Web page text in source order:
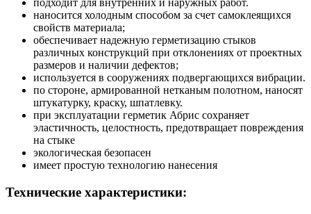
подходит для внутренних и наружных работ.
наносится холодным способом за счет самоклеящихся
свойств материала;
обеспечивает надежную герметизацию стыков
различных конструкций при отклонениях от проектных
размеров и наличии дефектов;
используется в сооружениях подвергающихся вибрации.
по стороне, армированной нетканым полотном, наносят
штукатурку, краску, шпатлевку.
при эксплуатации герметик Абрис сохраняет
эластичность, целостность, предотвращает повреждения
на стыке
экологическая безопасен
имеет простую технологию нанесения
Технические характеристики: